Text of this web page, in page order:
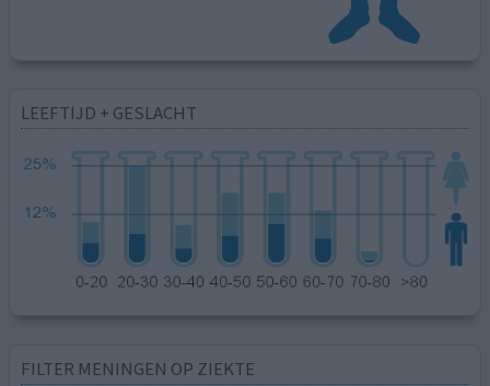
LEEFTIJD + GESLACHT
FILTER MENINGEN OP ZIEKTE